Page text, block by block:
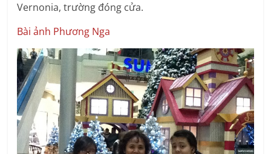
Vernonia, trường đóng cửa.
Bài ảnh Phương Nga